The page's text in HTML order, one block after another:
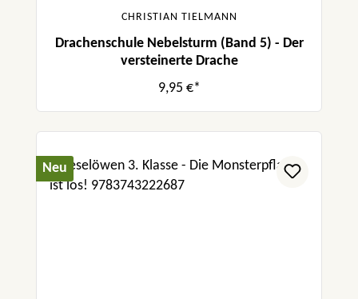
CHRISTIAN TIELMANN
Drachenschule Nebelsturm (Band 5) - Der
versteinerte Drache
9,95 €*
Neu